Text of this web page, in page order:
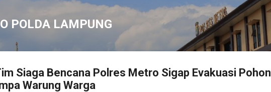
Langsung ke konten utama
POLDA LAMPUNG
Siaga Bencana Polres Metro Sigap Evakuasi Pohon
Warung Warga